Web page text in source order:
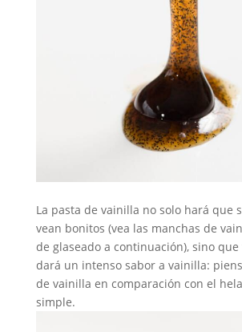
La pasta de vainilla no solo hará que
vean bonitos (vea las manchas de
de glaseado a continuación), sino
dará un intenso sabor a vainilla:
de vainilla en comparación con el
simple.